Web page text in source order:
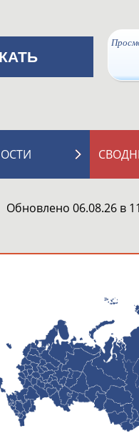
Обновлено 06.08.26 в